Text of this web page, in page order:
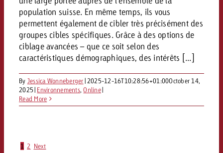
population suisse. En même temps, ils vous
permettent également de cibler très précisément des
groupes cibles spécifiques. Grâce à des options de
ciblage avancées – que ce soit selon des
caractéristiques démographiques, des intérêts [...]
By Jessica Wonneberger| 2025-12-16T10:28:56+01:00October 14,
2025| Environnements,Online|
Read More
1 2 Next